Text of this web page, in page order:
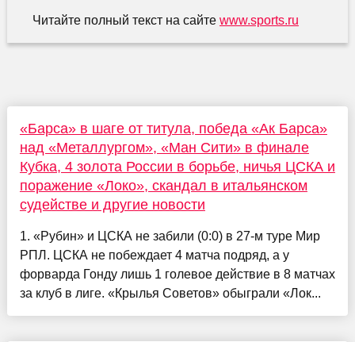
Читайте полный текст на сайте www.sports.ru
«Барса» в шаге от титула, победа «Ак Барса»
над «Металлургом», «Ман Сити» в финале
Кубка, 4 золота России в борьбе, ничья ЦСКА и
поражение «Локо», скандал в итальянском
судействе и другие новости
1. «Рубин» и ЦСКА не забили (0:0) в 27-м туре Мир
РПЛ. ЦСКА не побеждает 4 матча подряд, а у
форварда Гонду лишь 1 голевое действие в 8 матчах
за клуб в лиге. «Крылья Советов» обыграли «Лок...